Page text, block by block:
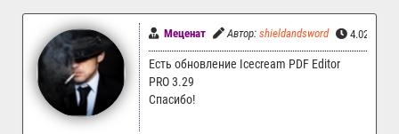
Меценат Автор: shieldandsword 4.02.2026
Есть обновление Icecream PDF Editor
PRO 3.29
Спасибо!